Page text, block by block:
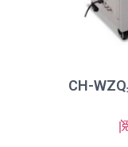
CH-